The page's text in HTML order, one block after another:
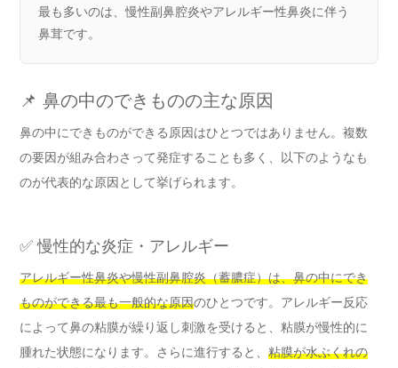
最も多いのは、慢性副鼻腔炎やアレルギー性鼻炎に伴う
鼻茸です。
📌 鼻の中のできものの主な原因
鼻の中にできものができる原因はひとつではありません。複数
の要因が組み合わさって発症することも多く、以下のようなも
のが代表的な原因として挙げられます。
✅ 慢性的な炎症・アレルギー
アレルギー性鼻炎や慢性副鼻腔炎（蓄膿症）は、鼻の中にでき
ものができる最も一般的な原因のひとつです。アレルギー反応
によって鼻の粘膜が繰り返し刺激を受けると、粘膜が慢性的に
腫れた状態になります。さらに進行すると、 粘膜が水ぶくれの